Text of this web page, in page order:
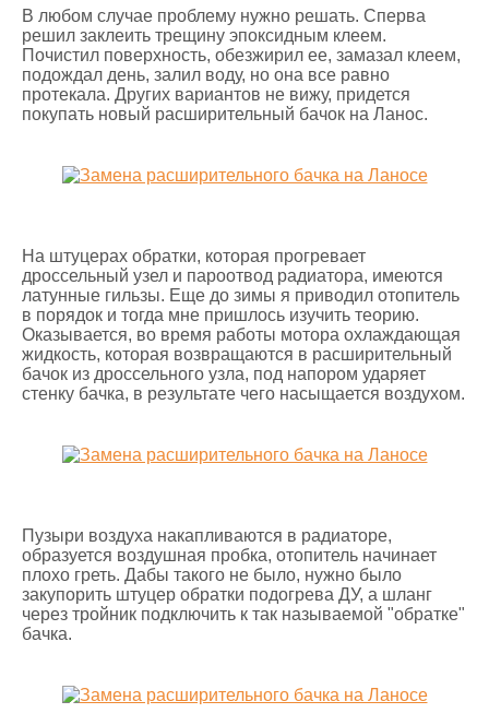
В любом случае проблему нужно решать. Сперва
решил заклеить трещину эпоксидным клеем.
Почистил поверхность, обезжирил ее, замазал клеем,
подождал день, залил воду, но она все равно
протекала. Других вариантов не вижу, придется
покупать новый расширительный бачок на Ланос.
На штуцерах обратки, которая прогревает
дроссельный узел и пароотвод радиатора, имеются
латунные гильзы. Еще до зимы я приводил отопитель
в порядок и тогда мне пришлось изучить теорию.
Оказывается, во время работы мотора охлаждающая
жидкость, которая возвращаются в расширительный
бачок из дроссельного узла, под напором ударяет
стенку бачка, в результате чего насыщается воздухом.
Пузыри воздуха накапливаются в радиаторе,
образуется воздушная пробка, отопитель начинает
плохо греть. Дабы такого не было, нужно было
закупорить штуцер обратки подогрева ДУ, а шланг
через тройник подключить к так называемой "обратке"
бачка.